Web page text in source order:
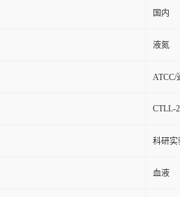
国内
液氮
ATCC/
CTLL-2
科研实
血液